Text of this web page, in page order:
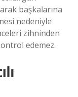
başkalarına
nedeniyle
zihninden
edemez.